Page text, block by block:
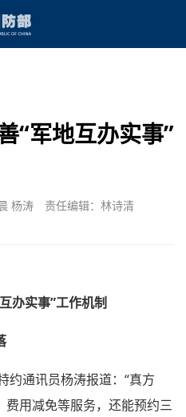
“军地互办实事”
杨涛
责任编辑：林诗清
办实事”工作机制
约通讯员杨涛报道：“真方
用减免等服务，还能预约三